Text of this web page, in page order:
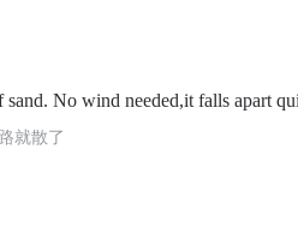
sand. No wind needed,it falls apart
就散了